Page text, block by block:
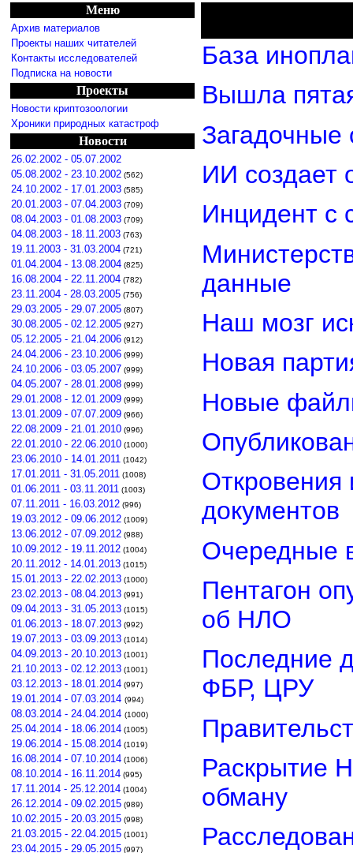
Меню
Архив материалов
Проекты наших читателей
Контакты исследователей
Подписка на новости
Проекты
Новости криптозоологии
Хроники природных катастроф
Новости
26.02.2002 - 05.07.2002
05.08.2002 - 23.10.2002 (562)
24.10.2002 - 17.01.2003 (585)
20.01.2003 - 07.04.2003 (709)
08.04.2003 - 01.08.2003 (709)
04.08.2003 - 18.11.2003 (763)
19.11.2003 - 31.03.2004 (721)
01.04.2004 - 13.08.2004 (825)
16.08.2004 - 22.11.2004 (782)
23.11.2004 - 28.03.2005 (756)
29.03.2005 - 29.07.2005 (807)
30.08.2005 - 02.12.2005 (927)
05.12.2005 - 21.04.2006 (912)
24.04.2006 - 23.10.2006 (999)
24.10.2006 - 03.05.2007 (999)
04.05.2007 - 28.01.2008 (999)
29.01.2008 - 12.01.2009 (999)
13.01.2009 - 07.07.2009 (966)
22.08.2009 - 21.01.2010 (996)
22.01.2010 - 22.06.2010 (1000)
23.06.2010 - 14.01.2011 (1042)
17.01.2011 - 31.05.2011 (1008)
01.06.2011 - 03.11.2011 (1003)
07.11.2011 - 16.03.2012 (996)
19.03.2012 - 09.06.2012 (1009)
13.06.2012 - 07.09.2012 (988)
10.09.2012 - 19.11.2012 (1004)
20.11.2012 - 14.01.2013 (1015)
15.01.2013 - 22.02.2013 (1000)
23.02.2013 - 08.04.2013 (991)
09.04.2013 - 31.05.2013 (1015)
01.06.2013 - 18.07.2013 (992)
19.07.2013 - 03.09.2013 (1014)
04.09.2013 - 20.10.2013 (1001)
21.10.2013 - 02.12.2013 (1001)
03.12.2013 - 18.01.2014 (997)
19.01.2014 - 07.03.2014 (994)
08.03.2014 - 24.04.2014 (1000)
25.04.2014 - 18.06.2014 (1005)
19.06.2014 - 15.08.2014 (1019)
16.08.2014 - 07.10.2014 (1006)
08.10.2014 - 16.11.2014 (995)
17.11.2014 - 25.12.2014 (1004)
26.12.2014 - 09.02.2015 (989)
10.02.2015 - 20.03.2015 (998)
21.03.2015 - 22.04.2015 (1001)
23.04.2015 - 29.05.2015 (997)
База
Вышла
ИИ создает
Инцидент с
данные
Наш мозг
Новая
Новые
Откровения
документов
Очередные
Пентагон
об НЛО
Последние
ФБР, ЦРУ
Раскрытие
обману